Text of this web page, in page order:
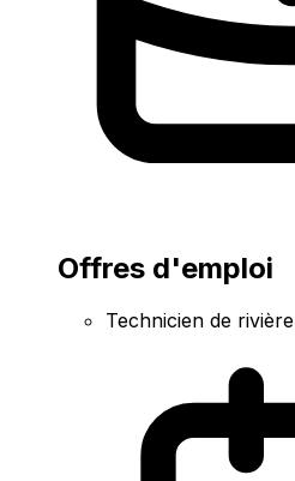
Offres d'emploi
Technicien de rivière